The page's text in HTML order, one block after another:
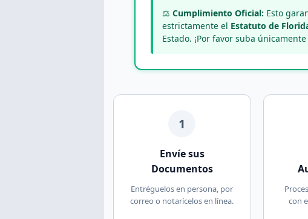
⚖️ Cumplimiento Oficial: Esto
estrictamente el Estatuto de
Estado. ¡Por favor suba
1
Envíe sus
Documentos
Entréguelos en persona, por
correo o notarícelos en línea.
con